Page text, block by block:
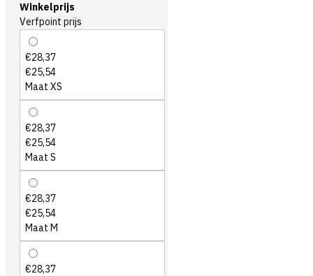
Winkelprijs
Verfpoint prijs
€28,37
€25,54
Maat XS
€28,37
€25,54
Maat S
€28,37
€25,54
Maat M
€28,37